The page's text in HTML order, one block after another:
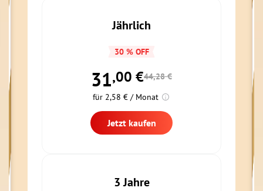
Jährlich
30 % OFF
31,00 €44,28 €
für 2,58 € / Monat
Jetzt kaufen
3 Jahre